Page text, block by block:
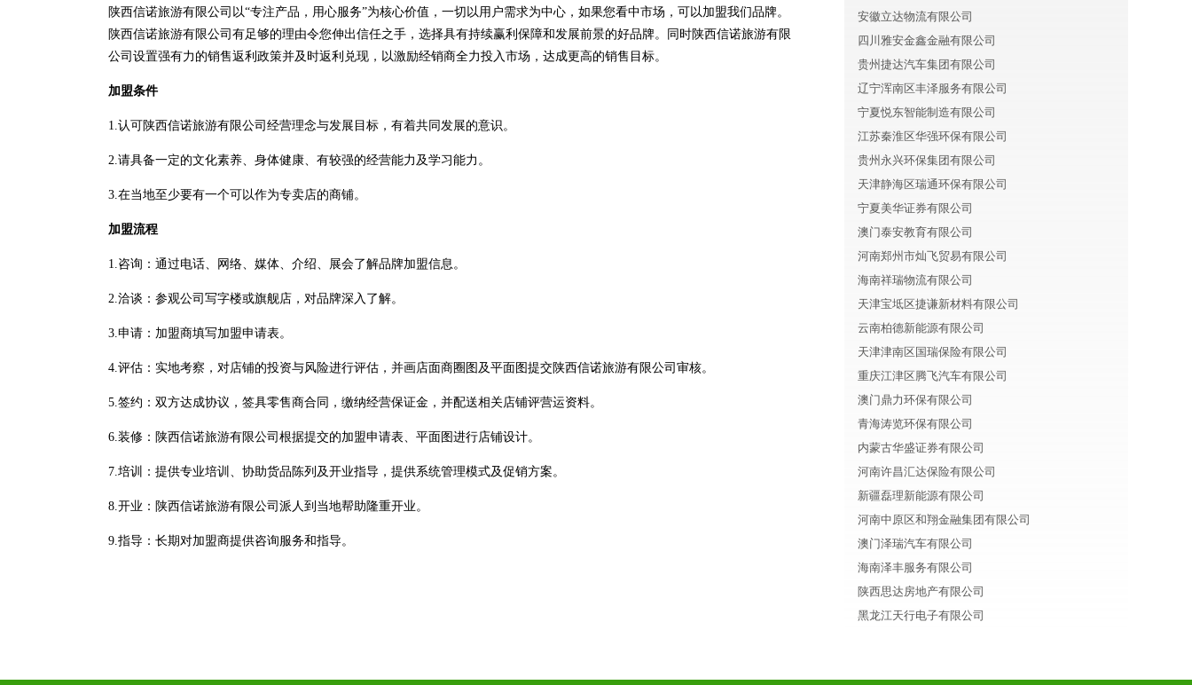
陕西信诺旅游有限公司以“专注产品，用心服务”为核心价值，一切以用户需求为中心，如果您看中市场，可以加盟我们品牌。
陕西信诺旅游有限公司有足够的理由令您伸出信任之手，选择具有持续赢利保障和发展前景的好品牌。同时陕西信诺旅游有限
公司设置强有力的销售返利政策并及时返利兑现，以激励经销商全力投入市场，达成更高的销售目标。
加盟条件
1.认可陕西信诺旅游有限公司经营理念与发展目标，有着共同发展的意识。
2.请具备一定的文化素养、身体健康、有较强的经营能力及学习能力。
3.在当地至少要有一个可以作为专卖店的商铺。
加盟流程
1.咨询：通过电话、网络、媒体、介绍、展会了解品牌加盟信息。
2.洽谈：参观公司写字楼或旗舰店，对品牌深入了解。
3.申请：加盟商填写加盟申请表。
4.评估：实地考察，对店铺的投资与风险进行评估，并画店面商圈图及平面图提交陕西信诺旅游有限公司审核。
5.签约：双方达成协议，签具零售商合同，缴纳经营保证金，并配送相关店铺评营运资料。
6.装修：陕西信诺旅游有限公司根据提交的加盟申请表、平面图进行店铺设计。
7.培训：提供专业培训、协助货品陈列及开业指导，提供系统管理模式及促销方案。
8.开业：陕西信诺旅游有限公司派人到当地帮助隆重开业。
9.指导：长期对加盟商提供咨询服务和指导。
安徽立达物流有限公司
四川雅安金鑫金融有限公司
贵州捷达汽车集团有限公司
辽宁浑南区丰泽服务有限公司
宁夏悦东智能制造有限公司
江苏秦淮区华强环保有限公司
贵州永兴环保集团有限公司
天津静海区瑞通环保有限公司
宁夏美华证券有限公司
澳门泰安教育有限公司
河南郑州市灿飞贸易有限公司
海南祥瑞物流有限公司
天津宝坻区捷谦新材料有限公司
云南柏德新能源有限公司
天津津南区国瑞保险有限公司
重庆江津区腾飞汽车有限公司
澳门鼎力环保有限公司
青海涛览环保有限公司
内蒙古华盛证券有限公司
河南许昌汇达保险有限公司
新疆磊理新能源有限公司
河南中原区和翔金融集团有限公司
澳门泽瑞汽车有限公司
海南泽丰服务有限公司
陕西思达房地产有限公司
黑龙江天行电子有限公司